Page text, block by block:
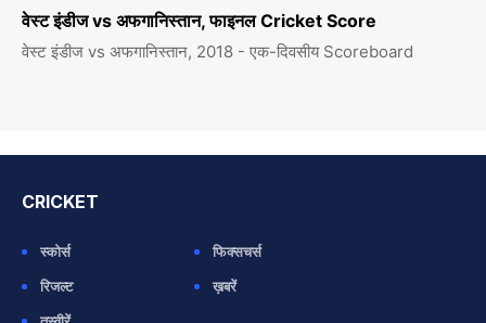
वेस्ट इंडीज vs अफगानिस्तान, फाइनल Cricket Score
वेस्ट इंडीज vs अफगानिस्तान, 2018 - एक-दिवसीय Scoreboard
CRICKET
स्कोर्स
फिक्सचर्स
रिजल्ट
ख़बरें